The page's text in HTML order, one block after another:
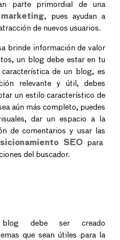
parte primordial de una
, pues ayudan a
de nuevos usuarios.
brinde información de valor
un blog debe estar en tu
de un blog, es
relevante y útil, debes
un estilo característico de
aún más completo, puedes
dar un espacio a la
de comentarios y usar las
SEO
para
del buscador.
debe ser creado
que sean útiles para la